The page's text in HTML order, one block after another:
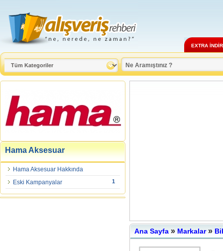
EXTRA
Hama Aksesuar
Hama Aksesuar Hakkında
Eski Kampanyalar
1
Ana Sayfa » Markalar»